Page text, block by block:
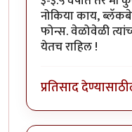
नोकिया काय,
फोन्स. वेळोवेळी
येतच राहिल !
प्रतिसाद देण्यासाठी